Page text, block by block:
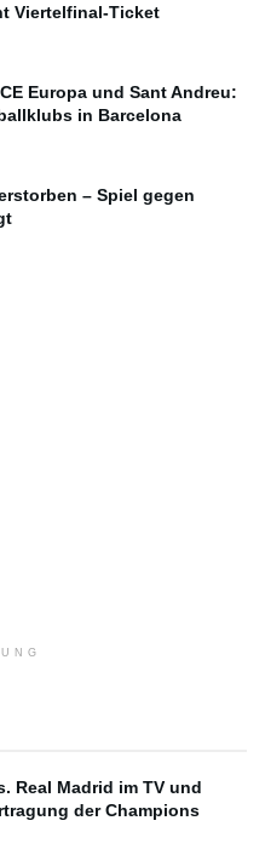
Viertelfinal-Ticket
Europa und Sant Andreu:
in Barcelona
– Spiel gegen
Real Madrid im TV und
der Champions